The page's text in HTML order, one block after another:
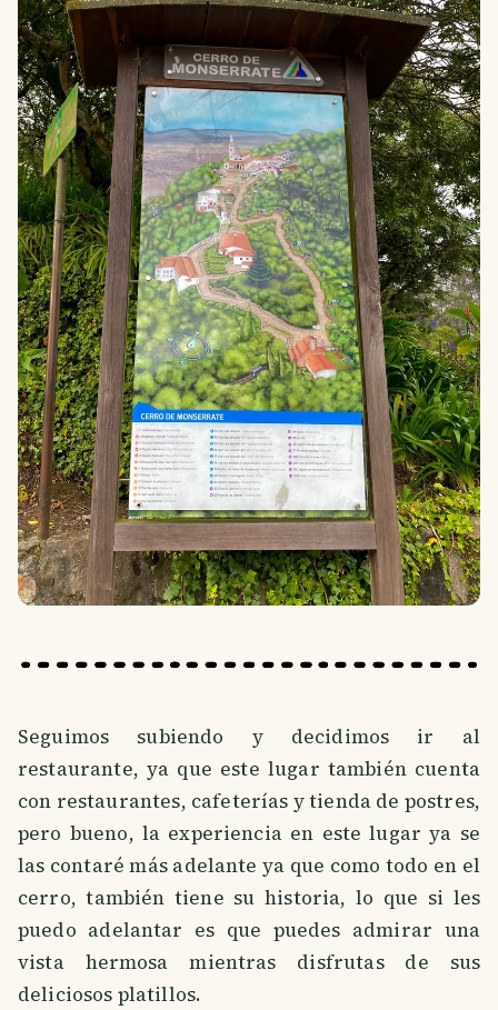
Seguimos subiendo y decidimos ir al
restaurante, ya que este lugar también cuenta
con restaurantes, cafeterías y tienda de postres,
pero bueno, la experiencia en este lugar ya se
las contaré más adelante ya que como todo en el
cerro, también tiene su historia, lo que si les
puedo adelantar es que puedes admirar una
vista hermosa mientras disfrutas de sus
deliciosos platillos.